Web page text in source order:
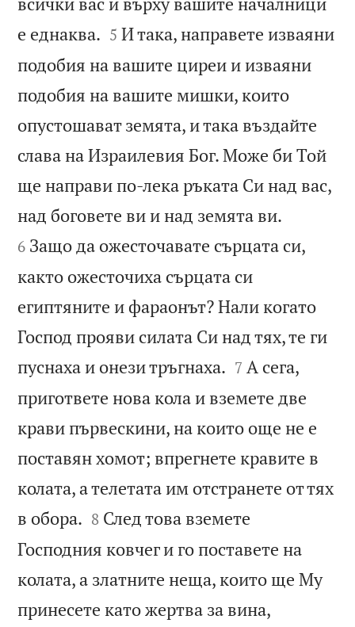
е еднаква. 

5 И така, направете изваяни
подобия на вашите циреи и изваяни
подобия на вашите мишки, които
опустошават земята, и така въздайте
слава на Израилевия Бог. Може би Той
ще направи по-лека ръката Си над вас,
над боговете ви и над земята ви.
6 Защо да ожесточавате сърцата си,
както ожесточиха сърцата си
египтяните и фараонът? Нали когато
Господ прояви силата Си над тях, те ги
пуснаха и онези тръгнаха. 

7 А сега,
пригответе нова кола и вземете две
крави първескини, на които още не е
поставян хомот; впрегнете кравите в
колата, а телетата им отстранете от тях
в обора. 

8 След това вземете
Господния ковчег и го поставете на
колата, а златните неща, които ще Му
принесете като жертва за вина,